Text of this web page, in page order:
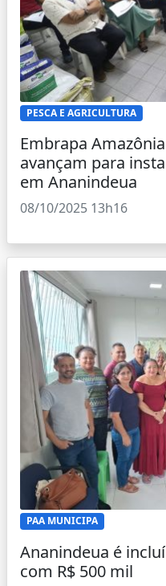
PESCA E AGRICULTURA
Embrapa
avançam para
em Ananindeua
08/10/2025 13h16
PAA MUNICIPA
Ananindeua é
com R$ 500 mil